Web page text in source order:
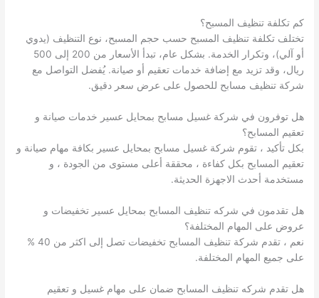
كم تكلفة تنظيف المسبح؟
تختلف تكلفة تنظيف المسبح حسب حجم المسبح، نوع التنظيف (يدوي
أو آلي)، وتكرار الخدمة. بشكل عام، تبدأ الأسعار من 200 إلى 500
ريال، وقد تزيد مع إضافة خدمات تعقيم أو صيانة. يُفضل التواصل مع
شركة تنظيف مسابح للحصول على عرض سعر دقيق.
هل توفرون في شركة غسيل مسابح بمحايل عسير خدمات صيانة و
تعقيم المسابح؟
بكل تأكيد ، تقوم شركة غسيل مسابح بمحايل عسير بكافة مهام صيانة و
تعقيم المسابح بكل كفاءة ، محققة أعلى مستوى من الجودة ، و
مستخدمة أحدث الاجهزة الحديثة.
هل تقدمون في شركه تنظيف المسابح بمحايل عسير تخفيضات و
عروض على المهام المختلفة؟
نعم ، تقدم شركة تنظيف المسابح تخفيضات تصل إلى اكثر من 40 %
على جميع المهام المختلفة.
هل تقدم شركه تنظيف المسابح ضمان على مهام غسيل و تعقيم